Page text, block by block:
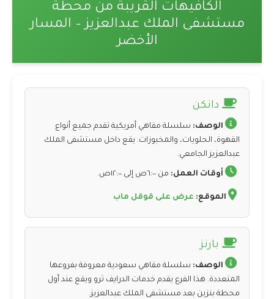
الكافيهات القريبة من محطة
مستشفى الملك عبدالعزيز – المسار
الأخضر
دانكن
الوصف: سلسلة مقاهي أمريكية تقدم جميع أنواع
القهوة، الحلويات، والمخبوزات. يقع داخل مستشفى الملك
عبدالعزيز الجامعي.
أوقات العمل: من ٦:٠٠ص إلى ١٢:٠٠ص.
الموقع: عرض على قوقل ماب
بارنز
الوصف: سلسلة مقاهي سعودية معروفة بفروعها
المتعددة. هذا الفرع يقدم خدمات الدرايف ثرو ويقع عند أول
محطة بنزين بعد مستشفى الملك عبدالعزيز.